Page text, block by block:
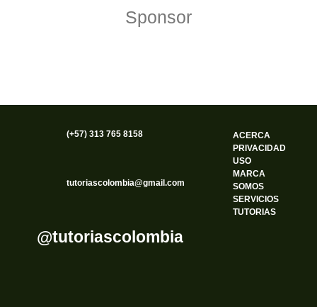
Sponsor
(+57) 313 765 8158
tutoriascolombia@gmail.com
@tutoriascolombia
ACERCA
PRIVACIDAD
USO
MARCA
SOMOS
SERVICIOS
TUTORIAS